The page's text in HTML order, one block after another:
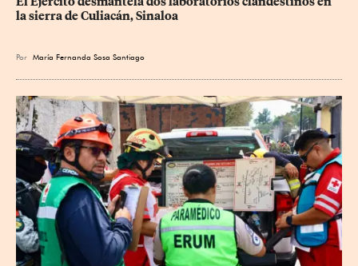
la sierra de Culiacán, Sinaloa
Por María Fernanda Sosa Santiago